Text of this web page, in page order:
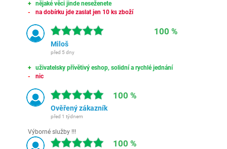
nějaké věci jinde neseženete
na dobírku jde zaslat jen 10 ks zboží
100 %
Miloš
před 5 dny
uživatelsky přívětivý eshop, solidní a rychlé jednání
nic
100 %
Ověřený zákazník
před 1 týdnem
Výborné služby !!!
100 %